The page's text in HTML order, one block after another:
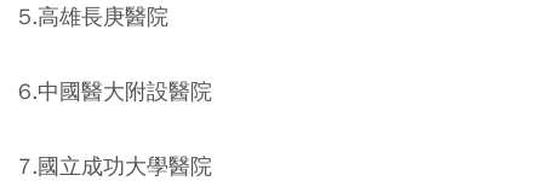
5.高雄長庚醫院
6.中國醫大附設醫院
7.國立成功大學醫院